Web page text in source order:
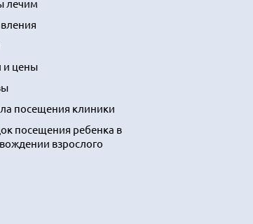
лечим
и цены
посещения клиники
посещения ребенка в
взрослого